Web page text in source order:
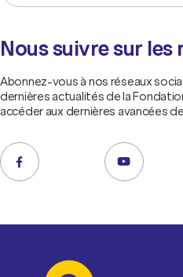
Nous suivre sur les
Abonnez-vous à nos réseaux
dernières actualités de la
accéder aux dernières avancées